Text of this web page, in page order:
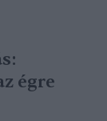
égre